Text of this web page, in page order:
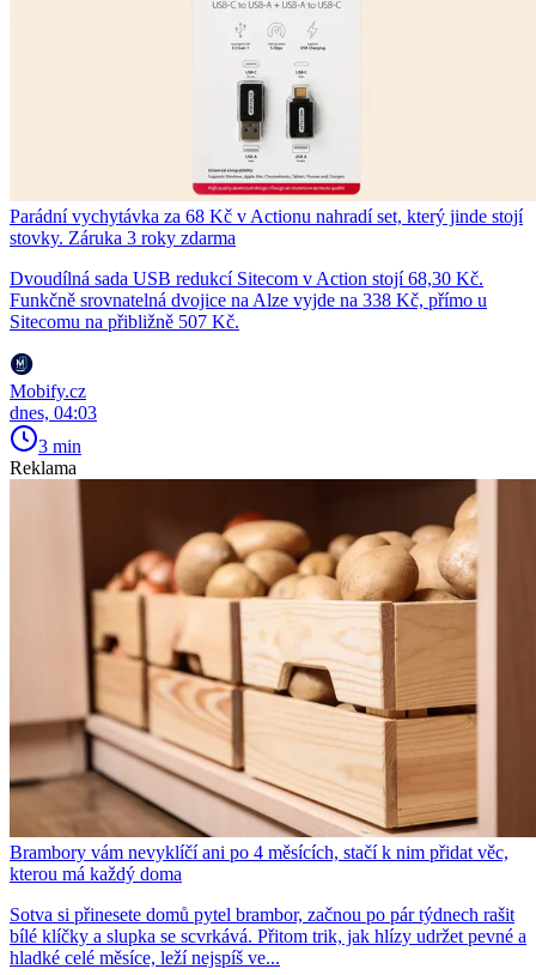
Parádní vychytávka za 68 Kč v Actionu nahradí set, který jinde stojí
stovky. Záruka 3 roky zdarma
Dvoudílná sada USB redukcí Sitecom v Action stojí 68,30 Kč.
Funkčně srovnatelná dvojice na Alze vyjde na 338 Kč, přímo u
Sitecomu na přibližně 507 Kč.
Mobify.cz
dnes, 04:03
3 min
Reklama
Brambory vám nevyklíčí ani po 4 měsících, stačí k nim přidat věc,
kterou má každý doma
Sotva si přinesete domů pytel brambor, začnou po pár týdnech rašit
bílé klíčky a slupka se scvrkává. Přitom trik, jak hlízy udržet pevné a
hladké celé měsíce, leží nejspíš ve...